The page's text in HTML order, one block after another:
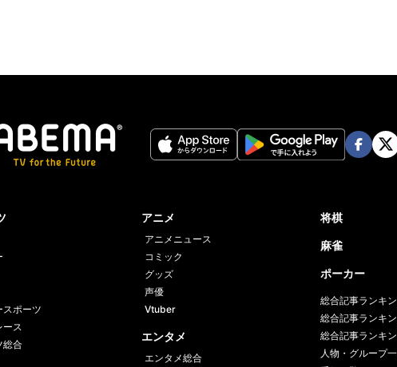
スポーツ
ース
総合
アニメ
アニメニュース
コミック
グッズ
声優
Vtuber
エンタメ
エンタメ総合
将棋
麻雀
ポーカー
総合記事ランキン
総合記事ランキ
総合記事ランキン
人物・グループ